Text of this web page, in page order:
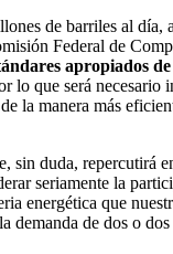
de barriles al
Federal de
apropiados
que será
la manera más
duda, repercutirá
seriamente la
energética que
demanda de dos o